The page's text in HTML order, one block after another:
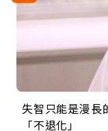
失智只能是漫長
「不退化」
來自剛果的巧克
的家，我連作夢
63歲卸矽谷副
丑」走進安養
104歲打破金氏
手，分享長壽的
事業巔峰他選
巨蛋！連CNN都